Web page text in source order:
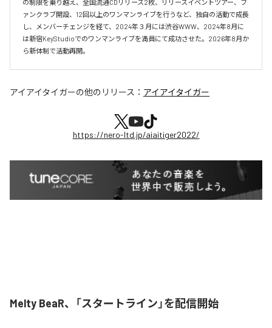
の制限を乗り越え、全国流通CDリリース2枚、リリースイベントツアー、フ
ァンクラブ開設、12回以上のワンマンライブを行うなど、独自の活動で成長
し、メンバーチェンジを経て、2024年３月には渋谷WWW、2024年8月に
は新宿KeyStudioでのワンマンライブを満員にて成功させた。2026年8月か
ら新体制で活動再開。
アイアイタイガーの他のリリース： アイアイタイガー
https://nero-ltd.jp/aiaitiger2022/
Melty BeaR、「スタートライン」を配信開始